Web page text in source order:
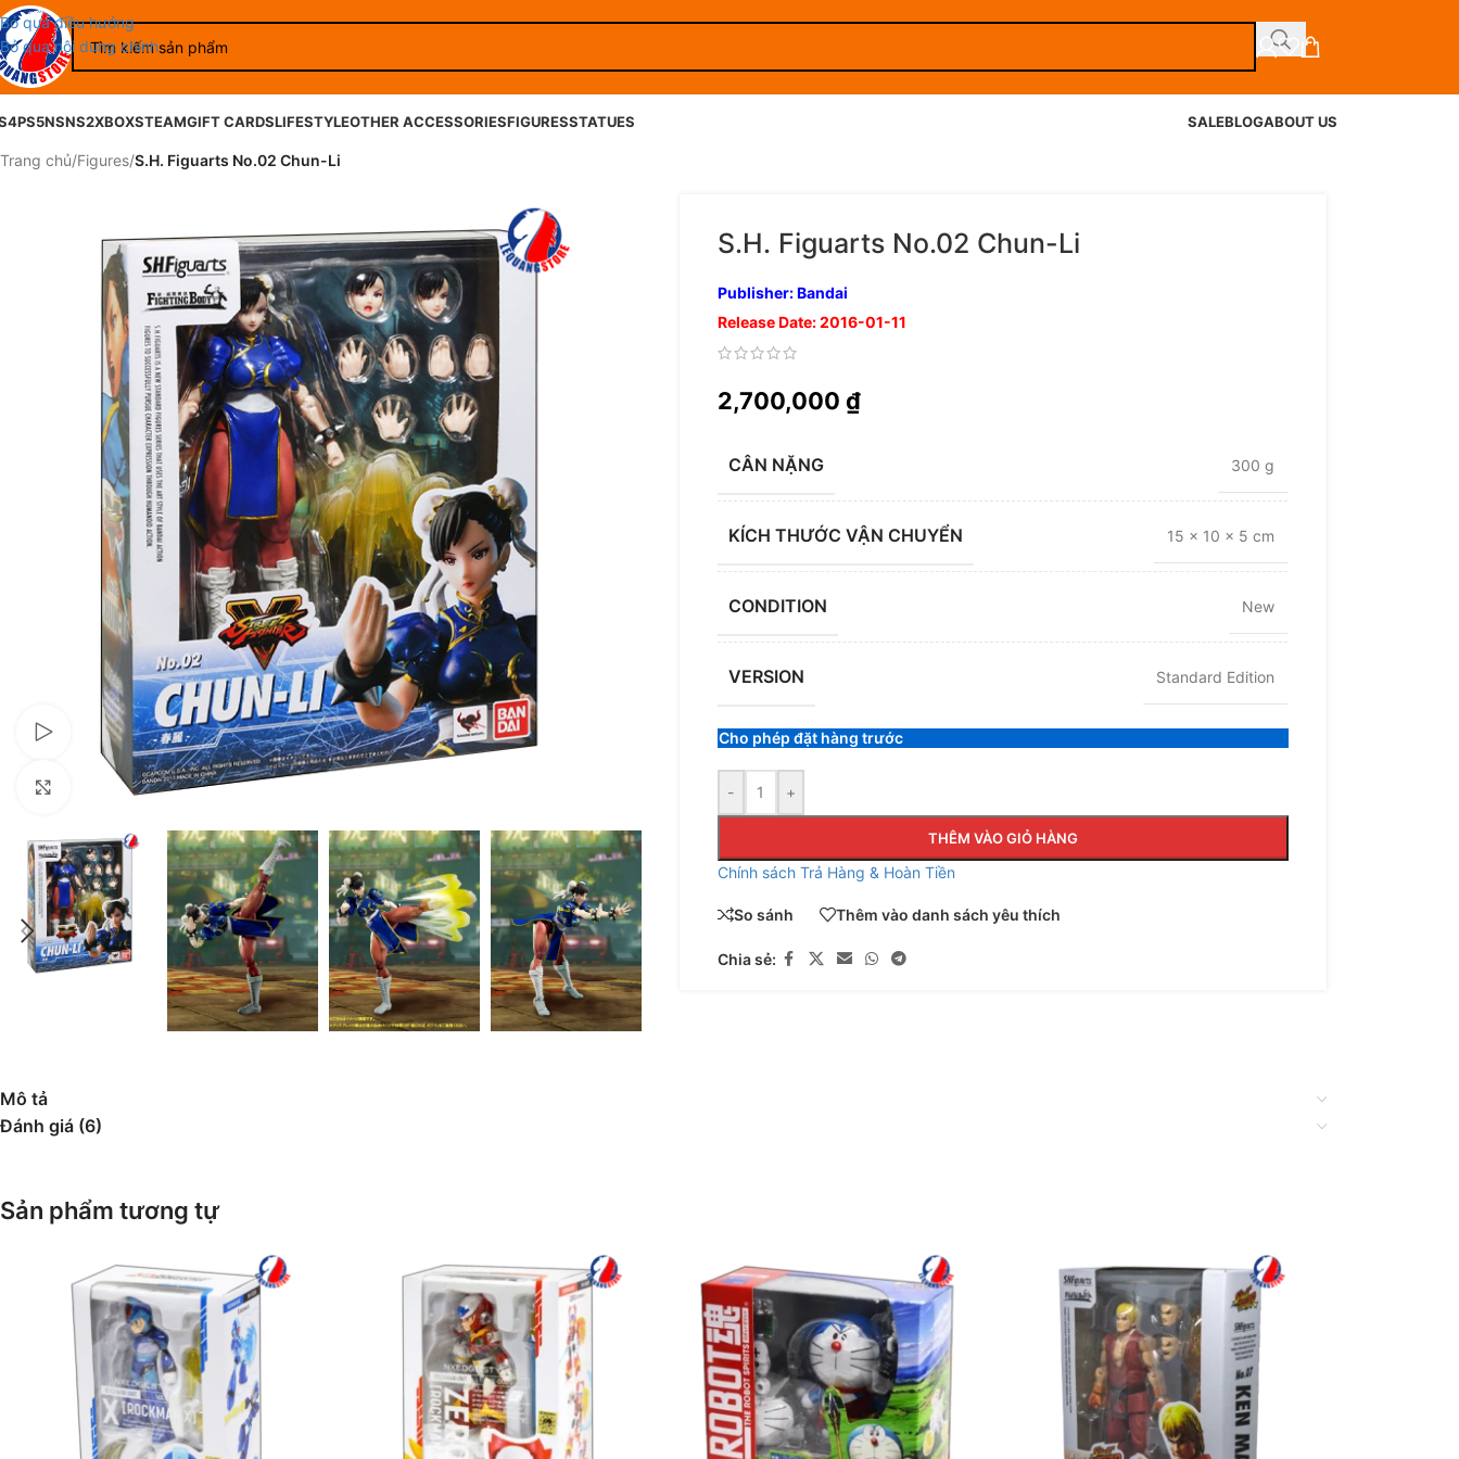
Bỏ qua điều hướng
Bỏ qua nội dung chính
PS5NSNS2XBOXSTEAMGIFT CARDSLIFESTYLEOTHER ACCESSORIESFIGURESSTATUES SALEBLOGABOUT US
Trang chủ/Figures/S.H. Figuarts No.02 Chun-Li
Xem video
Nhấp để phóng to
S.H. Figuarts No.02 Chun-Li
Publisher: Bandai
Release Date: 2016-01-11
2,700,000 ₫
CÂN NẶNG 300 g
KÍCH THƯỚC VẬN CHUYỂN 15 × 10 × 5 cm
CONDITION New
VERSION Standard Edition
Cho phép đặt hàng trước
- +
THÊM VÀO GIỎ HÀNG
Chính sách Trả Hàng & Hoàn Tiền
So sánh Thêm vào danh sách yêu thích
Chia sẻ:
Mô tả
Đánh giá (6)
Sản phẩm tương tự